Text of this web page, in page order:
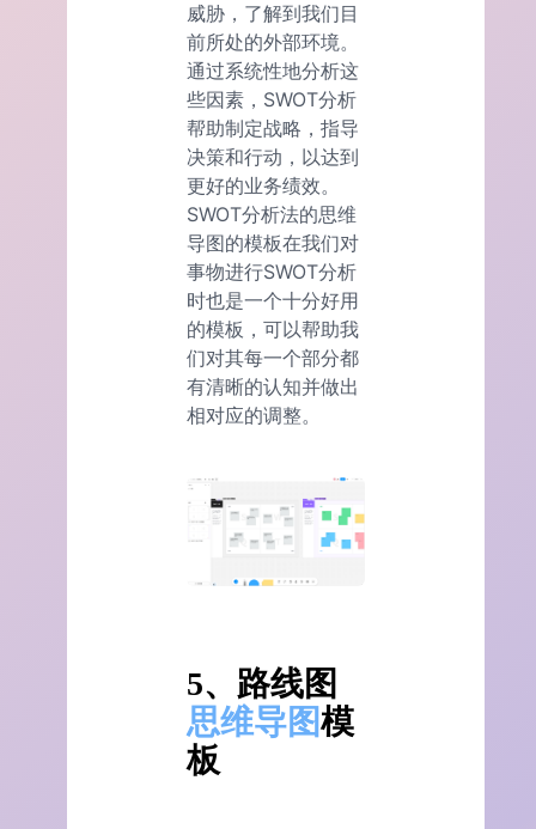
威胁，了解到我们目
前所处的外部环境。
通过系统性地分析这
些因素，SWOT分析
帮助制定战略，指导
决策和行动，以达到
更好的业务绩效。
SWOT分析法的思维
导图的模板在我们对
事物进行SWOT分析
时也是一个十分好用
的模板，可以帮助我
们对其每一个部分都
有清晰的认知并做出
相对应的调整。
5、路线图
思维导图模
板